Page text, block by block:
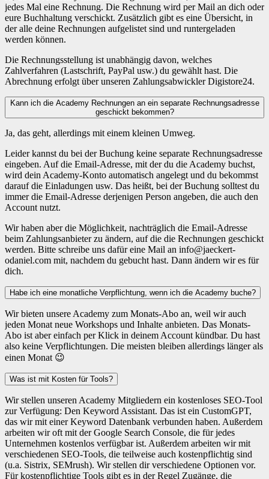
jedes Mal eine Rechnung. Die Rechnung wird per Mail an dich oder
eure Buchhaltung verschickt. Zusätzlich gibt es eine Übersicht, in
der alle deine Rechnungen aufgelistet sind und runtergeladen
werden können.
Die Rechnungsstellung ist unabhängig davon, welches
Zahlverfahren (Lastschrift, PayPal usw.) du gewählt hast. Die
Abrechnung erfolgt über unseren Zahlungsabwickler Digistore24.
Kann ich die Academy Rechnungen an ein separate Rechnungsadresse
geschickt bekommen?
Ja, das geht, allerdings mit einem kleinen Umweg.
Leider kannst du bei der Buchung keine separate Rechnungsadresse
eingeben. Auf die Email-Adresse, mit der du die Academy buchst,
wird dein Academy-Konto automatisch angelegt und du bekommst
darauf die Einladungen usw. Das heißt, bei der Buchung solltest du
immer die Email-Adresse derjenigen Person angeben, die auch den
Account nutzt.
Wir haben aber die Möglichkeit, nachträglich die Email-Adresse
beim Zahlungsanbieter zu ändern, auf die die Rechnungen geschickt
werden. Bitte schreibe uns dafür eine Mail an info@jaeckert-
odaniel.com mit, nachdem du gebucht hast. Dann ändern wir es für
dich.
Habe ich eine monatliche Verpflichtung, wenn ich die Academy buche?
Wir bieten unsere Academy zum Monats-Abo an, weil wir auch
jeden Monat neue Workshops und Inhalte anbieten. Das Monats-
Abo ist aber einfach per Klick in deinem Account kündbar. Du hast
also keine Verpflichtungen. Die meisten bleiben allerdings länger als
einen Monat 😉
Was ist mit Kosten für Tools?
Wir stellen unseren Academy Mitgliedern ein kostenloses SEO-Tool
zur Verfügung: Den Keyword Assistant. Das ist ein CustomGPT,
das wir mit einer Keyword Datenbank verbunden haben. Außerdem
arbeiten wir oft mit der Google Search Console, die für jedes
Unternehmen kostenlos verfügbar ist. Außerdem arbeiten wir mit
verschiedenen SEO-Tools, die teilweise auch kostenpflichtig sind
(u.a. Sistrix, SEMrush). Wir stellen dir verschiedene Optionen vor.
Für kostenpflichtige Tools gibt es in der Regel Zugänge, die